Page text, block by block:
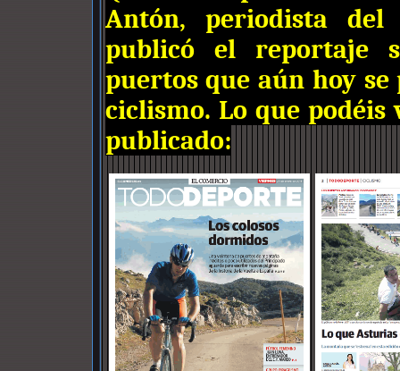
Antón, periodista
publicó el reportaje
puertos que aún hoy
ciclismo. Lo que
publicado: